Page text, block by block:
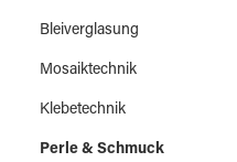
Bleiverglasung
Mosaiktechnik
Klebetechnik
Perle & Schmuck